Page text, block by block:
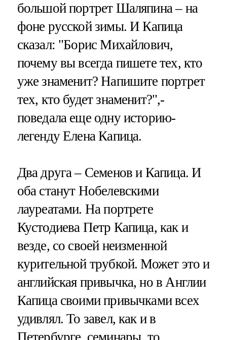
большой портрет Шаляпина – на
фоне русской зимы. И Капица
сказал: "Борис Михайлович,
почему вы всегда пишете тех, кто
уже знаменит? Напишите портрет
тех, кто будет знаменит?",-
поведала еще одну историю-
легенду Елена Капица.
Два друга – Семенов и Капица. И
оба станут Нобелевскими
лауреатами. На портрете
Кустодиева Петр Капица, как и
везде, со своей неизменной
курительной трубкой. Может это и
английская привычка, но в Англии
Капица своими привычками всех
удивлял. То завел, как и в
Петербурге, семинары, то